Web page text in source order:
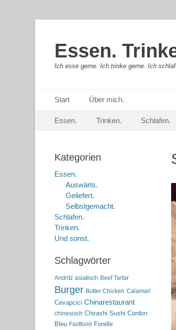
Essen.
Ich esse gerne. Ich trinke gerne. Ich
Primäres Menü
zum
Start Über mich.
Sekundär-Menü
zum
Essen. Trinken. Schlafen.
Kategorien
Essen.
Auswärts.
Geliefert.
Selbstgemacht.
Schlafen.
Trinken.
Und sonst.
Schlagwörter
Andritz asiatisch Beef Tartar
Burger Butter Chicken Calamari
Cevapcici Chinarestaurant
chinesisch Chirashi Sushi Cordon
Bleu Fastfood Forelle